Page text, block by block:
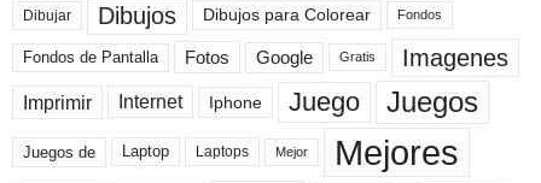
Dibujar Dibujos Dibujos para Colorear Fondos
Fondos de Pantalla Fotos Google Gratis Imagenes
Imprimir Internet Iphone Juego Juegos
Juegos de Laptop Laptops Mejor Mejores